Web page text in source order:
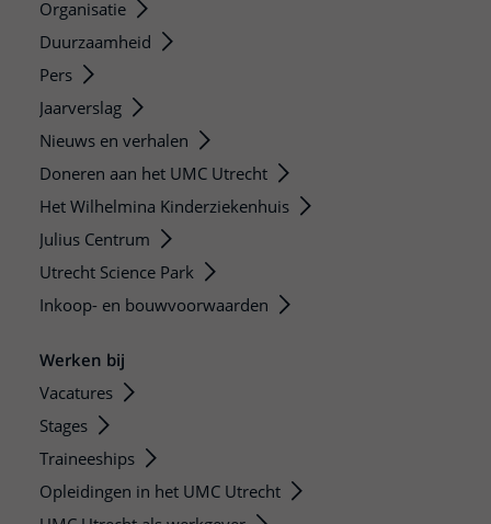
Organisatie
Duurzaamheid
Pers
Jaarverslag
Nieuws en verhalen
Doneren aan het UMC Utrecht
Het Wilhelmina Kinderziekenhuis
Julius Centrum
Utrecht Science Park
Inkoop- en bouwvoorwaarden
Werken bij
Vacatures
Stages
Traineeships
Opleidingen in het UMC Utrecht